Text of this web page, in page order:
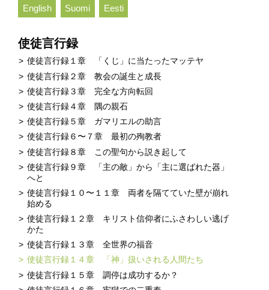
English Suomi Eesti
使徒言行録
使徒言行録１章 「くじ」に当たったマッテヤ
使徒言行録２章 教会の誕生と成長
使徒言行録３章 完全な方向転回
使徒言行録４章 隅の親石
使徒言行録５章 ガマリエルの助言
使徒言行録６〜７章 最初の殉教者
使徒言行録８章 この聖句から説き起して
使徒言行録９章 「主の敵」から「主に選ばれた器」
へと
使徒言行録１０〜１１章 両者を隔てていた壁が崩れ
始める
使徒言行録１２章 キリスト信仰者にふさわしい逃げ
かた
使徒言行録１３章 全世界の福音
使徒言行録１４章 「神」扱いされる人間たち
使徒言行録１５章 調停は成功するか？